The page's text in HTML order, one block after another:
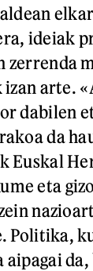
ideiak
zerrenda
arte.
dabilen
da
Euskal
eta
Politika,